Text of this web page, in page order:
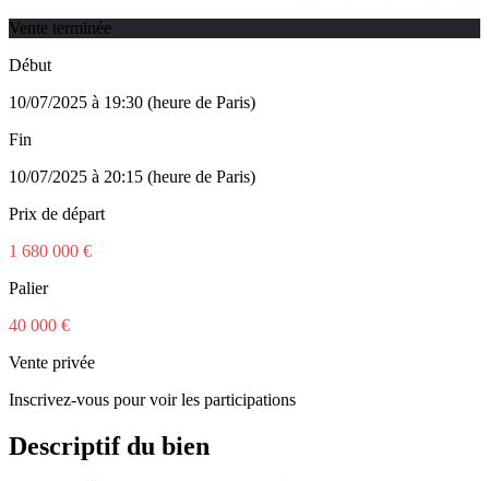
Vente terminée
Début
10/07/2025 à 19:30 (heure de Paris)
Fin
10/07/2025 à 20:15 (heure de Paris)
Prix de départ
1 680 000 €
Palier
40 000 €
Vente privée
Inscrivez-vous pour voir les participations
Descriptif du bien